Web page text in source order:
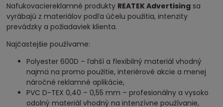
Nafukovaciereklamné produkty REATEK Advertising sa
vyrábajú z materiálov podľa účelu použitia, intenzity
prevádzky a požiadaviek klienta.
Najčastejšie používame:
Polyester 600D – ľahší a flexibilný materiál vhodný
najmä na promo použitie, interiérové akcie a menej
náročné reklamné aplikácie,
PVC D-TEX 0,40 – 0,55 mm – profesionálny a vysoko
odolný materiál vhodný na intenzívne používanie,